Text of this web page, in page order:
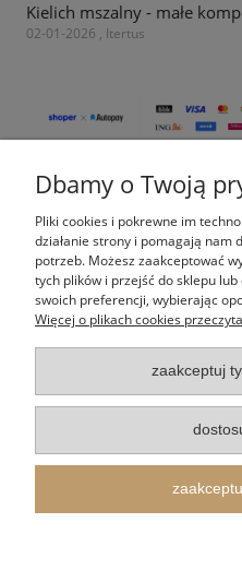
Kielich mszalny - małe
02-01-2026 , Itertus
Moje
O
Indeks
Itertus Piotr Cieślik| Kalinowa
Dbamy o Twoją
Pliki cookies i pokrewne im
działanie strony i pomagają nam
potrzeb. Możesz zaakceptować
tych plików i przejść do sklepu
swoich preferencji, wybierając
Więcej o plikach cookies
zaakceptuj